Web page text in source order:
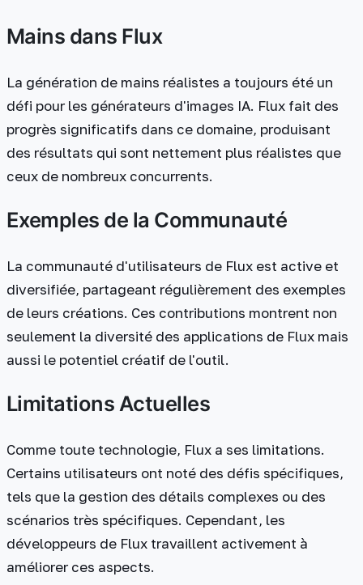
Mains dans Flux
La génération de mains réalistes a toujours été un
défi pour les générateurs d'images IA. Flux fait des
progrès significatifs dans ce domaine, produisant
des résultats qui sont nettement plus réalistes que
ceux de nombreux concurrents.
Exemples de la Communauté
La communauté d'utilisateurs de Flux est active et
diversifiée, partageant régulièrement des exemples
de leurs créations. Ces contributions montrent non
seulement la diversité des applications de Flux mais
aussi le potentiel créatif de l'outil.
Limitations Actuelles
Comme toute technologie, Flux a ses limitations.
Certains utilisateurs ont noté des défis spécifiques,
tels que la gestion des détails complexes ou des
scénarios très spécifiques. Cependant, les
développeurs de Flux travaillent activement à
améliorer ces aspects.